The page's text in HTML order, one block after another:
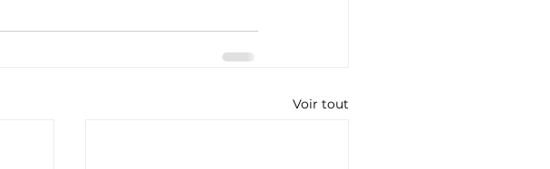
Voir tout